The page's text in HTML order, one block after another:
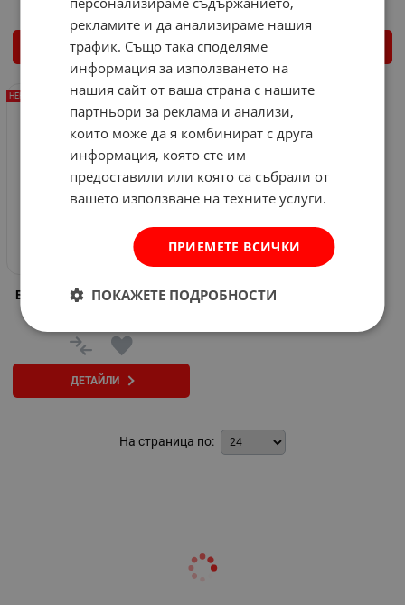
ДЕТАЙЛИ
Блесна Esla #3 12 гр. - Mapso
ДЕТАЙЛИ
НЕНАЛИЧЕН
На страница по:
рекламите и да анализираме нашия
трафик. Също така споделяме
информация за използването на
нашия сайт от ваша страна с нашите
партньори за реклама и анализи,
които може да я комбинират с друга
информация, която сте им
предоставили или която са събрали от
вашето използване на техните услуги.
ПРИЕМЕТЕ ВСИЧКИ
ПОКАЖЕТЕ ПОДРОБНОСТИ